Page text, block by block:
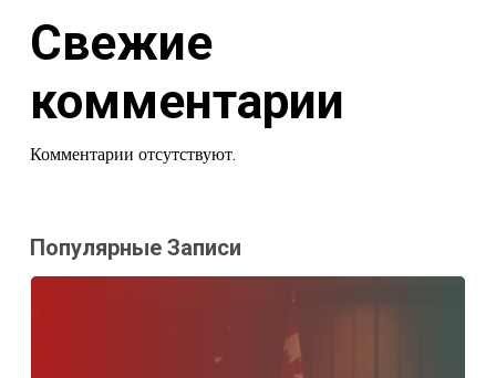
Свежие
комментарии
Комментарии отсутствуют.
Популярные Записи